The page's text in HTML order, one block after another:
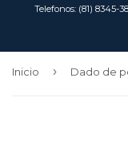
Telefonos: (81) 8345-
Inicio ›